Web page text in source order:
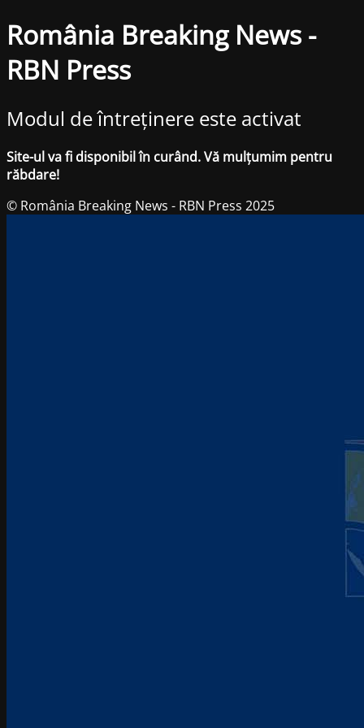
România Breaking News -
RBN Press
Modul de întreținere este activat
Site-ul va fi disponibil în curând. Vă mulțumim pentru
răbdare!
© România Breaking News - RBN Press 2025